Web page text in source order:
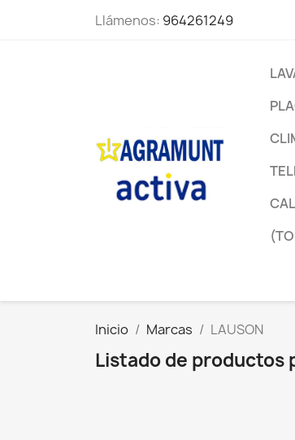
Llámenos: 964261249
Inicio Marcas LAUSON
Listado de productos